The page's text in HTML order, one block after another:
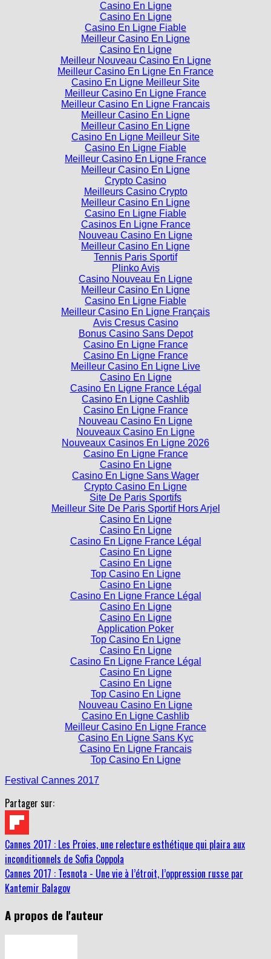
Casino En Ligne
Casino En Ligne
Casino En Ligne Fiable
Meilleur Casino En Ligne
Casino En Ligne
Meilleur Nouveau Casino En Ligne
Meilleur Casino En Ligne En France
Casino En Ligne Meilleur Site
Meilleur Casino En Ligne France
Meilleur Casino En Ligne Francais
Meilleur Casino En Ligne
Meilleur Casino En Ligne
Casino En Ligne Meilleur Site
Casino En Ligne Fiable
Meilleur Casino En Ligne France
Meilleur Casino En Ligne
Crypto Casino
Meilleurs Casino Crypto
Meilleur Casino En Ligne
Casino En Ligne Fiable
Casinos En Ligne France
Nouveau Casino En Ligne
Meilleur Casino En Ligne
Tennis Paris Sportif
Plinko Avis
Casino Nouveau En Ligne
Meilleur Casino En Ligne
Casino En Ligne Fiable
Meilleur Casino En Ligne Français
Avis Cresus Casino
Bonus Casino Sans Depot
Casino En Ligne France
Casino En Ligne France
Meilleur Casino En Ligne Live
Casino En Ligne
Casino En Ligne France Légal
Casino En Ligne Cashlib
Casino En Ligne France
Nouveau Casino En Ligne
Nouveaux Casino En Ligne
Nouveaux Casinos En Ligne 2026
Casino En Ligne France
Casino En Ligne
Casino En Ligne Sans Wager
Crypto Casino En Ligne
Site De Paris Sportifs
Meilleur Site De Paris Sportif Hors Arjel
Casino En Ligne
Casino En Ligne
Casino En Ligne France Légal
Casino En Ligne
Casino En Ligne
Top Casino En Ligne
Casino En Ligne
Casino En Ligne France Légal
Casino En Ligne
Casino En Ligne
Application Poker
Top Casino En Ligne
Casino En Ligne
Casino En Ligne France Légal
Casino En Ligne
Casino En Ligne
Top Casino En Ligne
Nouveau Casino En Ligne
Casino En Ligne Cashlib
Meilleur Casino En Ligne France
Casino En Ligne Sans Kyc
Casino En Ligne Francais
Top Casino En Ligne
Festival Cannes 2017
Partager sur:
Cannes 2017 : Les Proies, une relecture esthétique qui plaira aux
inconditionnels de Sofia Coppola
Cannes 2017 : Tesnota - Une vie à l’étroit, l’oppression russe par
Kantemir Balagov
A propos de l'auteur